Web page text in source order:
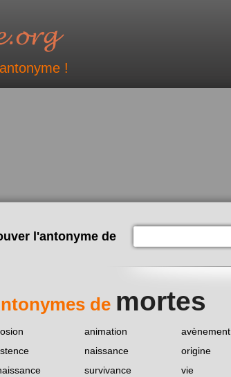
!
l'antonyme de
de mortes
animation avènement
naissance origine
survivance vie